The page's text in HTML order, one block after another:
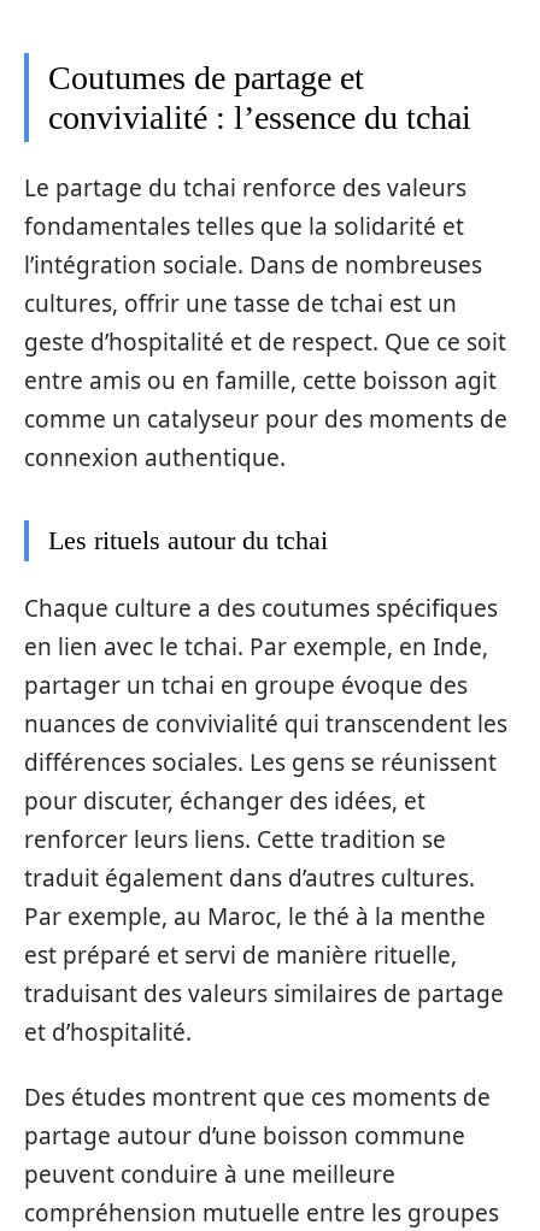
Coutumes de partage et
convivialité : l’essence du tchai
Le partage du tchai renforce des valeurs
fondamentales telles que la solidarité et
l’intégration sociale. Dans de nombreuses
cultures, offrir une tasse de tchai est un
geste d’hospitalité et de respect. Que ce soit
entre amis ou en famille, cette boisson agit
comme un catalyseur pour des moments de
connexion authentique.
Les rituels autour du tchai
Chaque culture a des coutumes spécifiques
en lien avec le tchai. Par exemple, en Inde,
partager un tchai en groupe évoque des
nuances de convivialité qui transcendent les
différences sociales. Les gens se réunissent
pour discuter, échanger des idées, et
renforcer leurs liens. Cette tradition se
traduit également dans d’autres cultures.
Par exemple, au Maroc, le thé à la menthe
est préparé et servi de manière rituelle,
traduisant des valeurs similaires de partage
et d’hospitalité.
Des études montrent que ces moments de
partage autour d’une boisson commune
peuvent conduire à une meilleure
compréhension mutuelle entre les groupes